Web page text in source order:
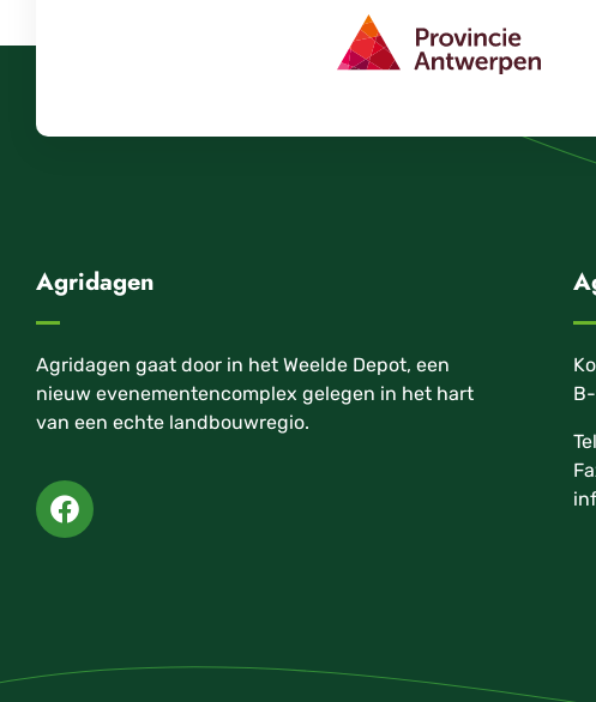
Agridagen
Agridagen gaat door in het Weelde Depot, een
nieuw evenementencomplex gelegen in het hart
van een echte landbouwregio.